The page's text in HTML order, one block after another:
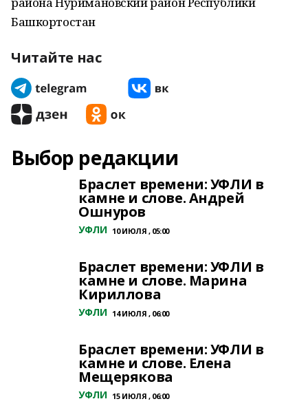
Башкортостан
Читайте нас
Выбор редакции
Браслет времени: УФЛИ в
камне и слове. Андрей
Ошнуров
УФЛИ 10 ИЮЛЯ , 05:00
Браслет времени: УФЛИ в
камне и слове. Марина
Кириллова
УФЛИ 14 ИЮЛЯ , 06:00
Браслет времени: УФЛИ в
камне и слове. Елена
Мещерякова
УФЛИ 15 ИЮЛЯ , 06:00